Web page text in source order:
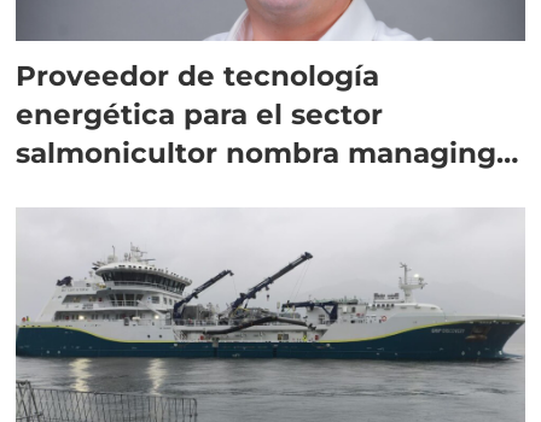
Proveedor de tecnología
energética para el sector
salmonicultor nombra managing